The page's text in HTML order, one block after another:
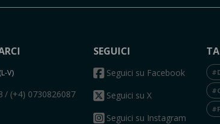
V)
/ (+4) 0730826087
SEGUICI
Seguici su Facebook
Seguici su X
Seguici su Instagram